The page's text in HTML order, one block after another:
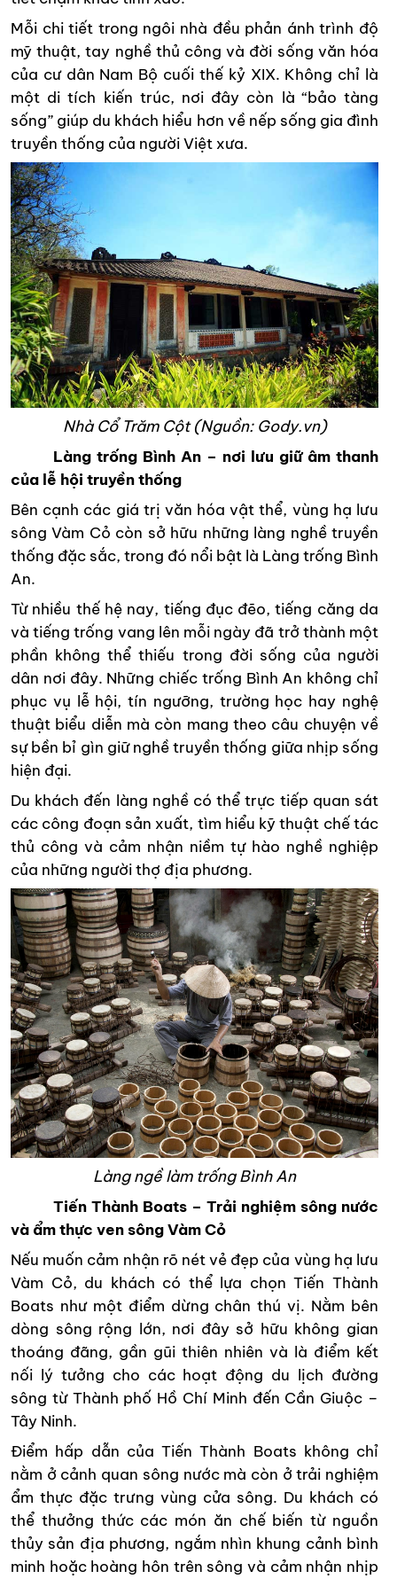
Mỗi chi tiết trong ngôi nhà đều phản ánh trình độ
mỹ thuật, tay nghề thủ công và đời sống văn hóa
của cư dân Nam Bộ cuối thế kỷ XIX. Không chỉ là
một di tích kiến trúc, nơi đây còn là “bảo tàng
sống” giúp du khách hiểu hơn về nếp sống gia đình
truyền thống của người Việt xưa.
Nhà Cổ Trăm Cột (Nguồn: Gody.vn)
Làng trống Bình An – nơi lưu giữ âm thanh
của lễ hội truyền thống
Bên cạnh các giá trị văn hóa vật thể, vùng hạ lưu
sông Vàm Cỏ còn sở hữu những làng nghề truyền
thống đặc sắc, trong đó nổi bật là Làng trống Bình
An.
Từ nhiều thế hệ nay, tiếng đục đẽo, tiếng căng da
và tiếng trống vang lên mỗi ngày đã trở thành một
phần không thể thiếu trong đời sống của người
dân nơi đây. Những chiếc trống Bình An không chỉ
phục vụ lễ hội, tín ngưỡng, trường học hay nghệ
thuật biểu diễn mà còn mang theo câu chuyện về
sự bền bỉ gìn giữ nghề truyền thống giữa nhịp sống
hiện đại.
Du khách đến làng nghề có thể trực tiếp quan sát
các công đoạn sản xuất, tìm hiểu kỹ thuật chế tác
thủ công và cảm nhận niềm tự hào nghề nghiệp
của những người thợ địa phương.
Làng ngề làm trống Bình An
Tiến Thành Boats – Trải nghiệm sông nước
và ẩm thực ven sông Vàm Cỏ
Nếu muốn cảm nhận rõ nét vẻ đẹp của vùng hạ lưu
Vàm Cỏ, du khách có thể lựa chọn Tiến Thành
Boats như một điểm dừng chân thú vị. Nằm bên
dòng sông rộng lớn, nơi đây sở hữu không gian
thoáng đãng, gần gũi thiên nhiên và là điểm kết
nối lý tưởng cho các hoạt động du lịch đường
sông từ Thành phố Hồ Chí Minh đến Cần Giuộc –
Tây Ninh.
Điểm hấp dẫn của Tiến Thành Boats không chỉ
nằm ở cảnh quan sông nước mà còn ở trải nghiệm
ẩm thực đặc trưng vùng cửa sông. Du khách có
thể thưởng thức các món ăn chế biến từ nguồn
thủy sản địa phương, ngắm nhìn khung cảnh bình
minh hoặc hoàng hôn trên sông và cảm nhận nhịp